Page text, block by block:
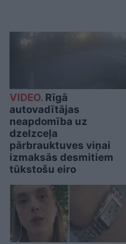
VIDEO. Rīgā
autovadītājas
neapdomība uz
dzelzceļa
pārbrauktuves viņai
izmaksās desmitiem
tūkstošu eiro